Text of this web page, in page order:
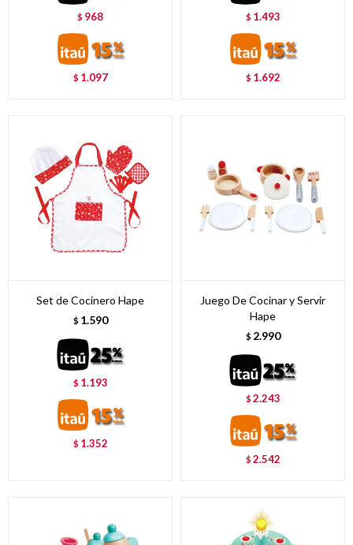
$ 968
$ 1.097
$ 1.493
$ 1.692
Set de Cocinero Hape
$ 1.590
$ 1.193
$ 1.352
Juego De Cocinar y Servir
Hape
$ 2.990
$2.243
$2.542